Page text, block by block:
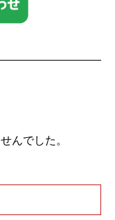
んでした。